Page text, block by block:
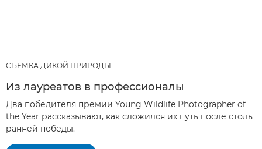
СЪЕМКА ДИКОЙ ПРИРОДЫ
Из лауреатов в профессионалы
Два победителя премии Young Wildlife Photographer of
the Year рассказывают, как сложился их путь после столь
ранней победы.